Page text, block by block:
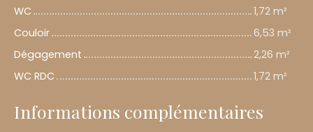
WC
1,72 m²
Couloir
6,53 m²
Dégagement
2,26 m²
WC RDC
1,72 m²
Informations complémentaires